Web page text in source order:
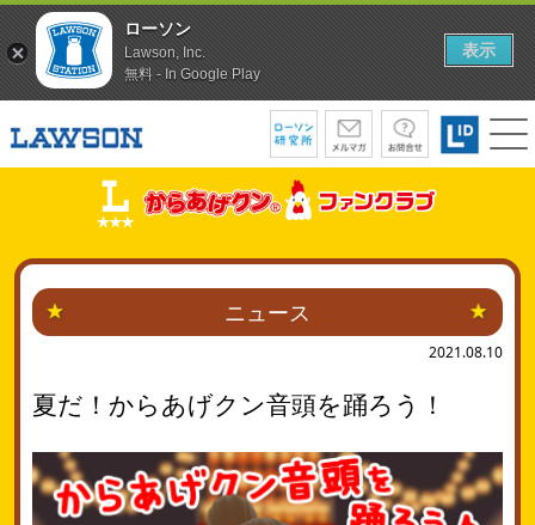
ニュース
2021.08.10
夏だ！からあげクン音頭を踊ろう！
ローソン
Lawson, Inc.
無料 - In Google Play
表示